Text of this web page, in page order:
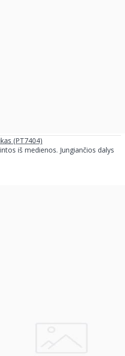
(PT7404)
iš medienos. Jungiančios dalys